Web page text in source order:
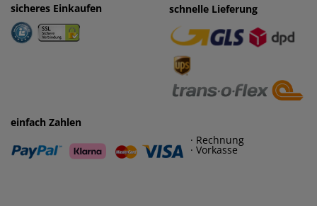
sicheres Einkaufen einfaches Zahlen
· Rechnung
· Vorkasse
schnelle Lieferung
einfach Zahlen
· Rechnung
· Vorkasse